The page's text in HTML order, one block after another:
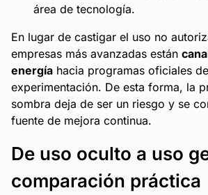
área de tecnología.
En lugar de castigar el uso no
empresas más avanzadas están
energía hacia programas oficiales
experimentación. De esta forma, la
sombra deja de ser un riesgo y se
fuente de mejora continua.
De uso oculto a uso
comparación práctica